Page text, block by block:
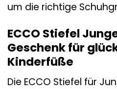
um die richtige
ECCO Stiefel
Geschenk für
Kinderfüße
Die ECCO Stiefel für